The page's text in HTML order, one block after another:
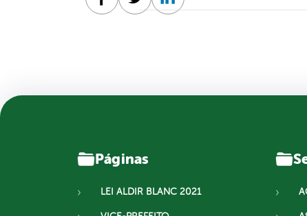
Facebook
TwitterLinkedin
Páginas
LEI ALDIR BLANC 2021